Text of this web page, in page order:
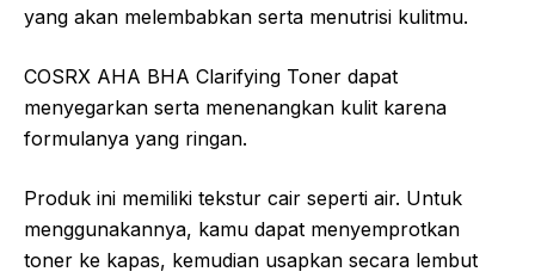
yang akan melembabkan serta menutrisi kulitmu.
COSRX AHA BHA Clarifying Toner dapat
menyegarkan serta menenangkan kulit karena
formulanya yang ringan.
Produk ini memiliki tekstur cair seperti air. Untuk
menggunakannya, kamu dapat menyemprotkan
toner ke kapas, kemudian usapkan secara lembut